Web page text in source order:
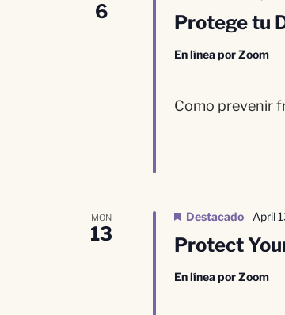
6 Protege tu
En línea por Zoom
Como prevenir
MON
13 Protect
Destacado April
En línea por Zoom